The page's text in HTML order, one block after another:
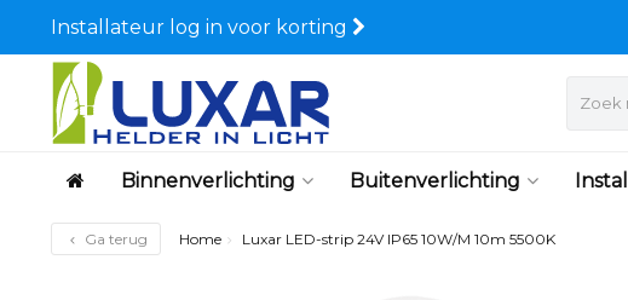
Installateur log in voor korting
Binnenverlichting Buitenverlichting
Ga terug Home Luxar LED-strip 24V IP65 10W/M 10m 5500K